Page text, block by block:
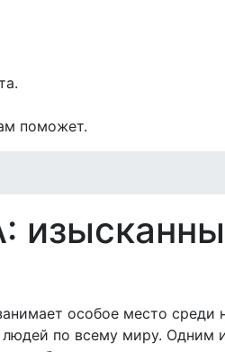
поможет.
особое место среди
по всему миру. Одним